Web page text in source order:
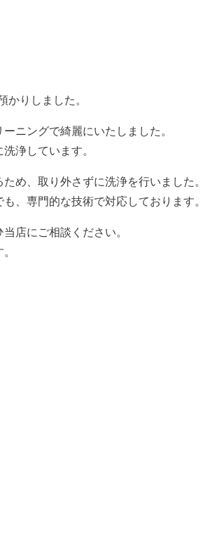
かりしました。
ニングで綺麗にいたしました。
浄しています。
め、取り外さずに洗浄を行いました。
、専門的な技術で対応しております。
店にご相談ください。